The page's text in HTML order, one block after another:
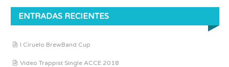
ENTRADAS RECIENTES
I Ciruelo BrewBand Cup
Vídeo Trappist Single ACCE 2018